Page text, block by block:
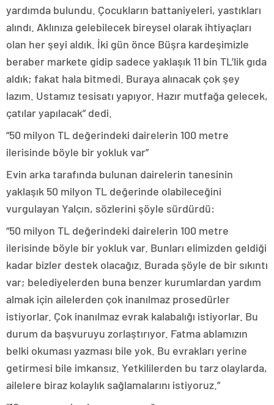
yardımda bulundu. Çocukların battaniyeleri, yastıkları
alındı. Aklınıza gelebilecek bireysel olarak ihtiyaçları
olan her şeyi aldık. İki gün önce Büşra kardeşimizle
beraber markete gidip sadece yaklaşık 11 bin TL’lik gıda
aldık; fakat hala bitmedi. Buraya alınacak çok şey
lazım. Ustamız tesisatı yapıyor. Hazır mutfağa gelecek,
çatılar yapılacak” dedi.
“50 milyon TL değerindeki dairelerin 100 metre
ilerisinde böyle bir yokluk var”
Evin arka tarafında bulunan dairelerin tanesinin
yaklaşık 50 milyon TL değerinde olabileceğini
vurgulayan Yalçın, sözlerini şöyle sürdürdü:
“50 milyon TL değerindeki dairelerin 100 metre
ilerisinde böyle bir yokluk var. Bunları elimizden geldiği
kadar bizler destek olacağız. Burada şöyle de bir sıkıntı
var; belediyelerden buna benzer kurumlardan yardım
almak için ailelerden çok inanılmaz prosedürler
istiyorlar. Çok inanılmaz evrak kalabalığı istiyorlar. Bu
durum da başvuruyu zorlaştırıyor. Fatma ablamızın
belki okuması yazması bile yok. Bu evrakları yerine
getirmesi bile imkansız. Yetkililerden bu tarz olaylarda,
ailelere biraz kolaylık sağlamalarını istiyoruz.”